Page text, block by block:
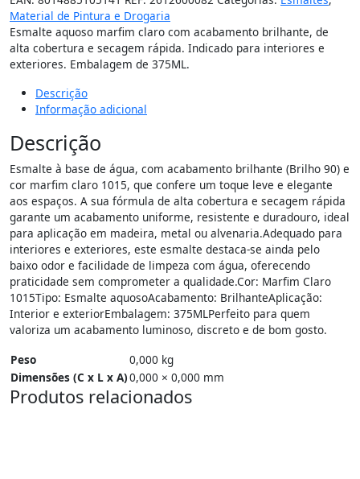
Material de Pintura e Drogaria
Esmalte aquoso marfim claro com acabamento brilhante, de
alta cobertura e secagem rápida. Indicado para interiores e
exteriores. Embalagem de 375ML.
Descrição
Informação adicional
Descrição
Esmalte à base de água, com acabamento brilhante (Brilho 90) e
cor marfim claro 1015, que confere um toque leve e elegante
aos espaços. A sua fórmula de alta cobertura e secagem rápida
garante um acabamento uniforme, resistente e duradouro, ideal
para aplicação em madeira, metal ou alvenaria.Adequado para
interiores e exteriores, este esmalte destaca-se ainda pelo
baixo odor e facilidade de limpeza com água, oferecendo
praticidade sem comprometer a qualidade.Cor: Marfim Claro
1015Tipo: Esmalte aquosoAcabamento: BrilhanteAplicação:
Interior e exteriorEmbalagem: 375MLPerfeito para quem
valoriza um acabamento luminoso, discreto e de bom gosto.
Peso
0,000 kg
Dimensões (C x L x A)0,000 × 0,000 mm
Produtos relacionados